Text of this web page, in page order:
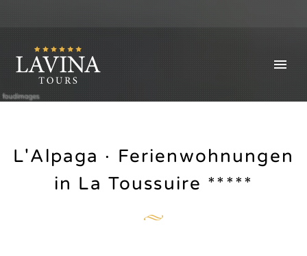
foudimages
L'Alpaga · Ferienwohnungen
in La Toussuire *****